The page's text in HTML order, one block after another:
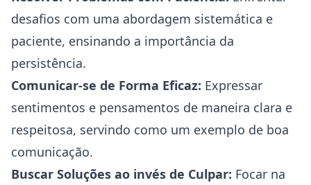
desafios com uma abordagem sistemática e
paciente, ensinando a importância da
persistência.
Comunicar-se de Forma Eficaz: Expressar
sentimentos e pensamentos de maneira clara e
respeitosa, servindo como um exemplo de boa
comunicação.
Buscar Soluções ao invés de Culpar: Focar na